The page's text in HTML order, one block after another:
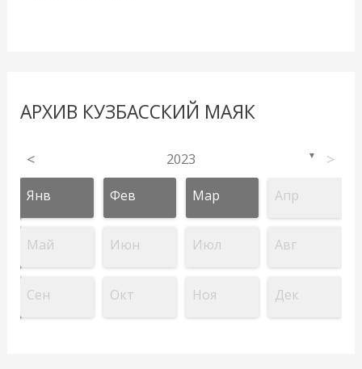
АРХИВ КУЗБАССКИЙ МАЯК
< 2023 ▼ >
Янв Фев Мар Апр
Май Июн Июл Авг
Сен Окт Ноя Дек